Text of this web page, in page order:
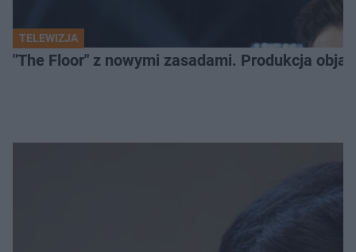
TELEWIZJA
"The Floor" z nowymi zasadami. Produkcja